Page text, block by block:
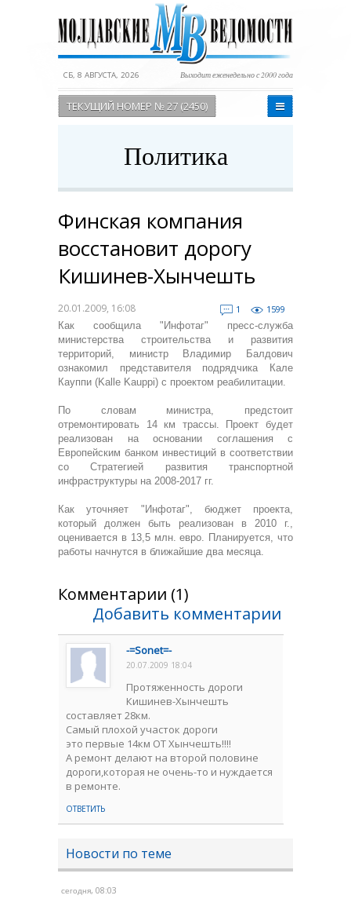
СБ, 8 АВГУСТА, 2026 Выходит еженедельно с 2000 года
ТЕКУЩИЙ НОМЕР № 27 (2450)
Политика
Финская компания
восстановит дорогу
Кишинев-Хынчешть
20.01.2009, 16:08 1
1599
Как сообщила "Инфотаг" пресс-служба
министерства строительства и развития
территорий, министр Владимир Балдович
ознакомил представителя подрядчика Кале
Кауппи (Kalle Kauppi) с проектом реабилитации.
По словам министра, предстоит
отремонтировать 14 км трассы. Проект будет
реализован на основании соглашения с
Европейским банком инвестиций в соответствии
со Стратегией развития транспортной
инфраструктуры на 2008-2017 гг.
Как уточняет "Инфотаг", бюджет проекта,
который должен быть реализован в 2010 г.,
оценивается в 13,5 млн. евро. Планируется, что
работы начнутся в ближайшие два месяца.
Комментарии (1)
Добавить комментарии
-=Sonet=-
20.07.2009 18:04
Протяженность дороги
Кишинев-Хынчешть
составляет 28км.
Самый плохой участок дороги
это первые 14км ОТ Хынчешть!!!!
А ремонт делают на второй половине
дороги,которая не очень-то и нуждается
в ремонте.
ОТВЕТИТЬ
Новости по теме
сегодня, 08:03